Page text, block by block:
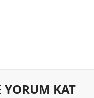
YORUM KAT